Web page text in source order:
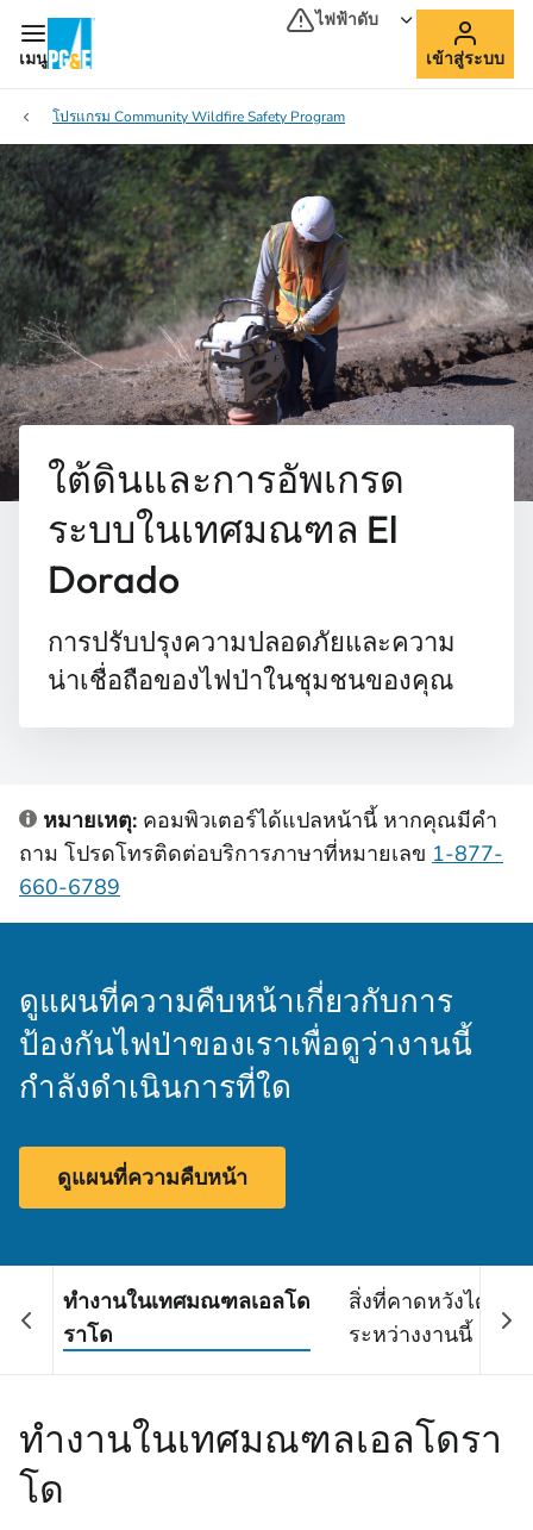
เมนู
ไฟฟ้าดับ
เข้าสู่ระบบ
โปรแกรม Community Wildfire Safety Program
ใต้ดินและการอัพเกรด
ระบบในเทศมณฑล El
Dorado
การปรับปรุงความปลอดภัยและความ
น่าเชื่อถือของไฟป่าในชุมชนของคุณ
หมายเหตุ: คอมพิวเตอร์ได้แปลหน้านี้ หากคุณมีคํา
ถาม โปรดโทรติดต่อบริการภาษาที่หมายเลข 1-877-
660-6789
ดูแผนที่ความคืบหน้าเกี่ยวกับการ
ป้องกันไฟป่าของเราเพื่อดูว่างานนี้
กำลังดำเนินการที่ใด
ดูแผนที่ความคืบหน้า
ทํางานในเทศมณฑลเอลโด
ราโด
สิ่งที่คาดหวังได้บ้าง
ระหว่างงานนี้
ทํางานในเทศมณฑลเอลโดรา
โด